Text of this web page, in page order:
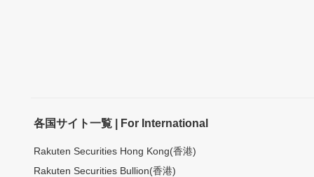
各国サイト一覧 | For International
Rakuten Securities Hong Kong(香港)
Rakuten Securities Bullion(香港)